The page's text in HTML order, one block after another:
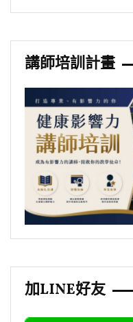
講師培訓計畫
加LINE好友